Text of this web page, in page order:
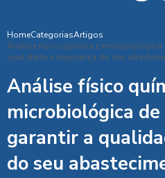
HomeCategoriasArtigos
Análise físico química e microbiológica
qualidade e segurança do seu
Análise físico
microbiológica de
garantir a
do seu